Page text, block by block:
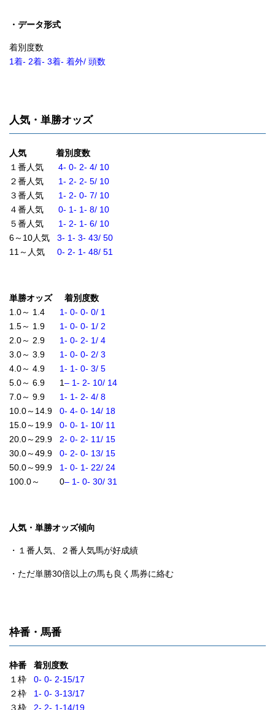
・データ形式
着別度数
1着- 2着- 3着- 着外/ 頭数
人気・単勝オッズ
人気 着別度数
１番人気 4- 0- 2- 4/ 10
２番人気 1- 2- 2- 5/ 10
３番人気 1- 2- 0- 7/ 10
４番人気 0- 1- 1- 8/ 10
５番人気 1- 2- 1- 6/ 10
6～10人気 3- 1- 3- 43/ 50
11～人気 0- 2- 1- 48/ 51
単勝オッズ 着別度数
1.0～ 1.4 1- 0- 0- 0/ 1
1.5～ 1.9 1- 0- 0- 1/ 2
2.0～ 2.9 1- 0- 2- 1/ 4
3.0～ 3.9 1- 0- 0- 2/ 3
4.0～ 4.9 1- 1- 0- 3/ 5
5.0～ 6.9 1– 1- 2- 10/ 14
7.0～ 9.9 1- 1- 2- 4/ 8
10.0～14.9 0- 4- 0- 14/ 18
15.0～19.9 0- 0- 1- 10/ 11
20.0～29.9 2- 0- 2- 11/ 15
30.0～49.9 0- 2- 0- 13/ 15
50.0～99.9 1- 0- 1- 22/ 24
100.0～ 0– 1- 0- 30/ 31
人気・単勝オッズ傾向
・１番人気、２番人気馬が好成績
・ただ単勝30倍以上の馬も良く馬券に絡む
枠番・馬番
枠番 着別度数
１枠 0- 0- 2-15/17
２枠 1- 0- 3-13/17
３枠 2- 2- 1-14/19